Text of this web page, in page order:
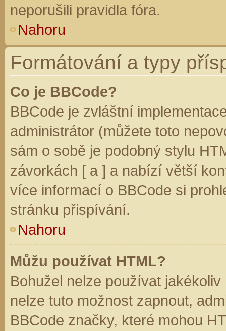
neporušili pravidla fóra.
Nahoru
Formátování a typy
Co je BBCode?
BBCode je zvláštní
administrátor (můžete toto
sám o sobě je podobný stylu
závorkách [ a ] a nabízí větší
více informací o BBCode si
stránku přispívání.
Nahoru
Můžu používat HTML?
Bohužel nelze používat
nelze tuto možnost zapnout,
BBCode značky, které mohou